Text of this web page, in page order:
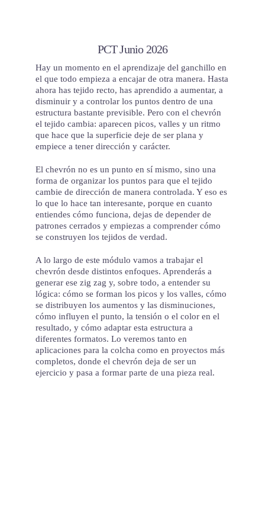
PCT Junio 2026
Hay un momento en el aprendizaje del ganchillo en
el que todo empieza a encajar de otra manera. Hasta
ahora has tejido recto, has aprendido a aumentar, a
disminuir y a controlar los puntos dentro de una
estructura bastante previsible. Pero con el chevrón
el tejido cambia: aparecen picos, valles y un ritmo
que hace que la superficie deje de ser plana y
empiece a tener dirección y carácter.
El chevrón no es un punto en sí mismo, sino una
forma de organizar los puntos para que el tejido
cambie de dirección de manera controlada. Y eso es
lo que lo hace tan interesante, porque en cuanto
entiendes cómo funciona, dejas de depender de
patrones cerrados y empiezas a comprender cómo
se construyen los tejidos de verdad.
A lo largo de este módulo vamos a trabajar el
chevrón desde distintos enfoques. Aprenderás a
generar ese zig zag y, sobre todo, a entender su
lógica: cómo se forman los picos y los valles, cómo
se distribuyen los aumentos y las disminuciones,
cómo influyen el punto, la tensión o el color en el
resultado, y cómo adaptar esta estructura a
diferentes formatos. Lo veremos tanto en
aplicaciones para la colcha como en proyectos más
completos, donde el chevrón deja de ser un
ejercicio y pasa a formar parte de una pieza real.